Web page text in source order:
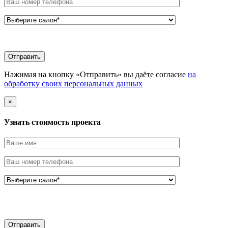
Нажимая на кнопку «Отправить» вы даёте согласие на
обработку своих персональных данных
×
Узнать стоимоcть проекта